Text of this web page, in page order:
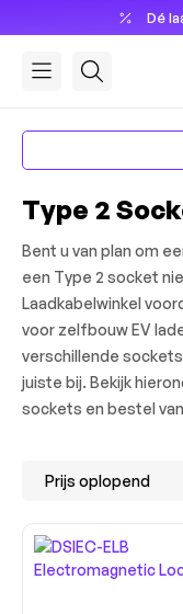
Dé
Type 2
Bent u van plan om
een Type 2 socket
Laadkabelwinkel
voor zelfbouw EV
verschillende
juiste bij. Bekijk
sockets en bestel